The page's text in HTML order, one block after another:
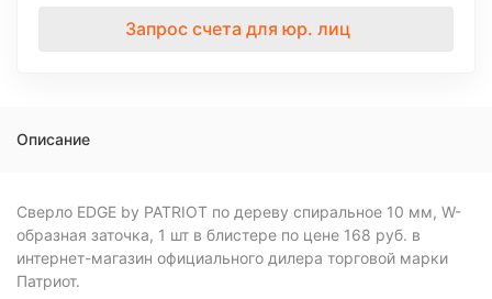
Запрос счета для юр. лиц
Описание
Сверло EDGE by PATRIOT по дереву спиральное 10 мм, W-
образная заточка, 1 шт в блистере по цене 168 руб. в
интернет-магазин официального дилера торговой марки
Патриот.